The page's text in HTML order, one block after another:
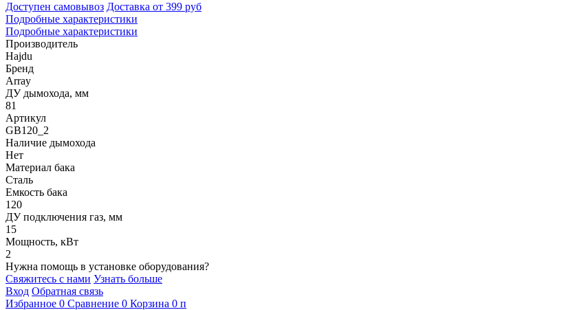
Доступен самовывоз Доставка от 399 руб
Подробные характеристики
Подробные характеристики
Производитель
Hajdu
Бренд
Array
ДУ дымохода, мм
81
Артикул
GB120_2
Наличие дымохода
Нет
Материал бака
Сталь
Емкость бака
120
ДУ подключения газ, мм
15
Мощность, кВт
2
Нужна помощь в установке оборудования?
Свяжитесь с нами Узнать больше
Вход Обратная связь
Избранное 0 Сравнение 0 Корзина 0 п